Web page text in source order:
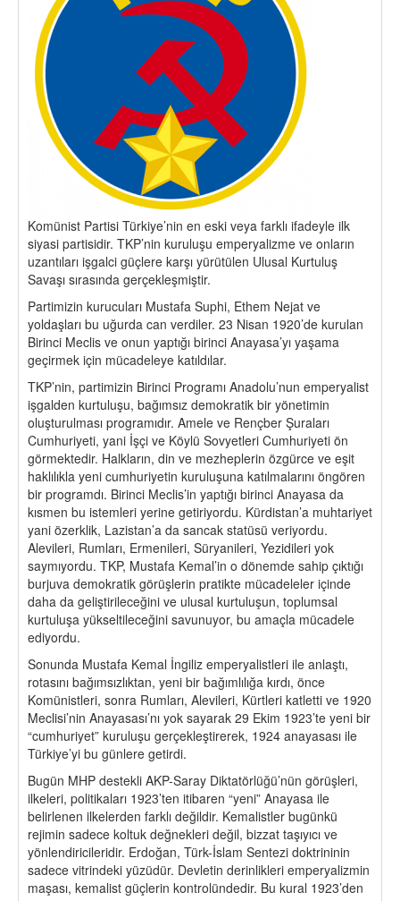
Komünist Partisi Türkiye’nin en eski veya farklı ifadeyle ilk
siyasi partisidir. TKP’nin kuruluşu emperyalizme ve onların
uzantıları işgalci güçlere karşı yürütülen Ulusal Kurtuluş
Savaşı sırasında gerçekleşmiştir.
Partimizin kurucuları Mustafa Suphi, Ethem Nejat ve
yoldaşları bu uğurda can verdiler. 23 Nisan 1920’de kurulan
Birinci Meclis ve onun yaptığı birinci Anayasa’yı yaşama
geçirmek için mücadeleye katıldılar.
TKP’nin, partimizin Birinci Programı Anadolu’nun emperyalist
işgalden kurtuluşu, bağımsız demokratik bir yönetimin
oluşturulması programıdır. Amele ve Rençber Şuraları
Cumhuriyeti, yani İşçi ve Köylü Sovyetleri Cumhuriyeti ön
görmektedir. Halkların, din ve mezheplerin özgürce ve eşit
haklılıkla yeni cumhuriyetin kuruluşuna katılmalarını öngören
bir programdı. Birinci Meclis’in yaptığı birinci Anayasa da
kısmen bu istemleri yerine getiriyordu. Kürdistan’a muhtariyet
yani özerklik, Lazistan’a da sancak statüsü veriyordu.
Alevileri, Rumları, Ermenileri, Süryanileri, Yezidileri yok
saymıyordu. TKP, Mustafa Kemal’in o dönemde sahip çıktığı
burjuva demokratik görüşlerin pratikte mücadeleler içinde
daha da geliştirileceğini ve ulusal kurtuluşun, toplumsal
kurtuluşa yükseltileceğini savunuyor, bu amaçla mücadele
ediyordu.
Sonunda Mustafa Kemal İngiliz emperyalistleri ile anlaştı,
rotasını bağımsızlıktan, yeni bir bağımlılığa kırdı, önce
Komünistleri, sonra Rumları, Alevileri, Kürtleri katletti ve 1920
Meclisi’nin Anayasası’nı yok sayarak 29 Ekim 1923’te yeni bir
“cumhuriyet” kuruluşu gerçekleştirerek, 1924 anayasası ile
Türkiye’yi bu günlere getirdi.
Bugün MHP destekli AKP-Saray Diktatörlüğü’nün görüşleri,
ilkeleri, politikaları 1923’ten itibaren “yeni” Anayasa ile
belirlenen ilkelerden farklı değildir. Kemalistler bugünkü
rejimin sadece koltuk değnekleri değil, bizzat taşıyıcı ve
yönlendiricileridir. Erdoğan, Türk-İslam Sentezi doktrininin
sadece vitrindeki yüzüdür. Devletin derinlikleri emperyalizmin
maşası, kemalist güçlerin kontrolündedir. Bu kural 1923’den